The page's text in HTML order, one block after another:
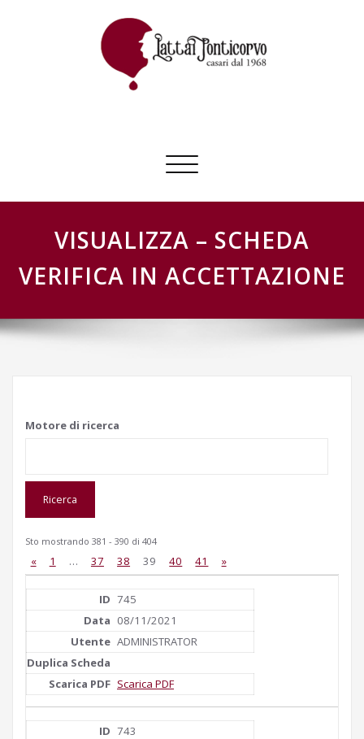
Commuta
navigazione
VISUALIZZA – SCHEDA
VERIFICA IN ACCETTAZIONE
Motore di ricerca
Sto mostrando 381 - 390 di 404
« 1 … 37 38 39 40 41 »
745
08/11/2021
ADMINISTRATOR
Scarica PDF
743